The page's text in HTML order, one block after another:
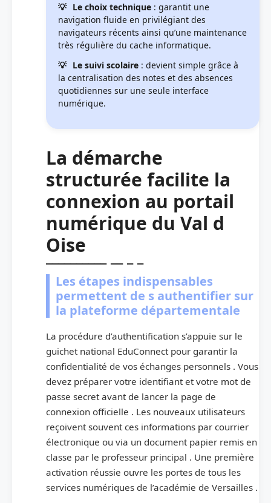
Le choix technique : garantit une
navigation fluide en privilégiant des
navigateurs récents ainsi qu’une maintenance
très régulière du cache informatique.
Le suivi scolaire : devient simple grâce à
la centralisation des notes et des absences
quotidiennes sur une seule interface
numérique.
La démarche
structurée facilite la
connexion au portail
numérique du Val d
Oise
Les étapes indispensables
permettent de s authentifier sur
la plateforme départementale
La procédure d’authentification s’appuie sur le
guichet national EduConnect pour garantir la
confidentialité de vos échanges personnels . Vous
devez préparer votre identifiant et votre mot de
passe secret avant de lancer la page de
connexion officielle . Les nouveaux utilisateurs
reçoivent souvent ces informations par courrier
électronique ou via un document papier remis en
classe par le professeur principal . Une première
activation réussie ouvre les portes de tous les
services numériques de l’académie de Versailles .